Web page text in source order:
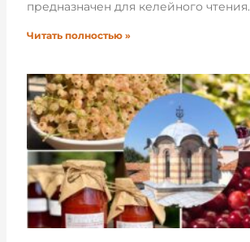
предназначен для келейного чтения.
Читать полностью »